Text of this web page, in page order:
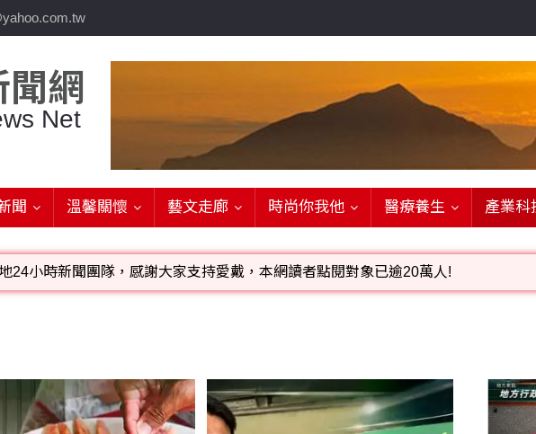
網
Net
聞 溫馨關懷 藝文走廊 時尚你我他 醫療養生 產業科
24小時新聞團隊，感謝大家支持愛戴，本網讀者點閱對象已逾20萬人!
:圖片或影音檔可連結指定官網;詳洽各記者或聯繫：0910-259565洽詢。